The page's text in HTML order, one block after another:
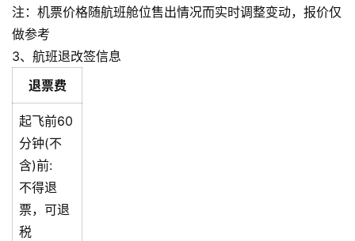
注：机票价格随航班舱位售出情况而实时调整变动，报价仅
做参考
3、航班退改签信息
退票费
起飞前60
分钟(不
含)前:
不得退
票，可退
税